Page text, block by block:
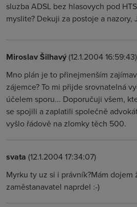
sluzba ADSL bez hlasovych pod
myslite? Dekuji za postoje a nazory,
Miroslav Šilhavý(12.1.2004 16:59:43)
Mno plán je to přinejmenším
zájemce? To mi přijde srovnatelná
účelem sporu... Doporučuji všem,
se spojili a zaplatili společně
vyšlo řádově na zlomky těch 500.
svata (12.1.2004 17:34:07)
Myrku ty uz si i právník?Mám
zaměstanavatel naprdel :-)